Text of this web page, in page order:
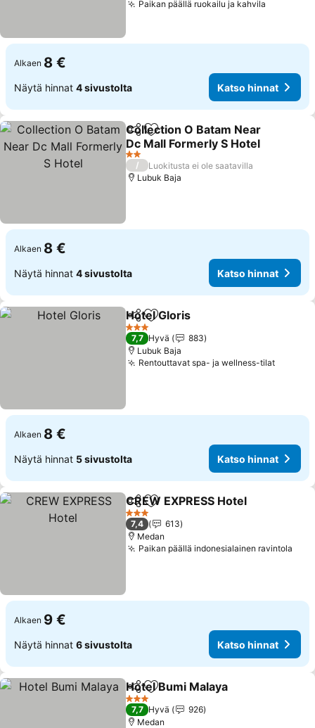
Paikan päällä ruokailu ja kahvila
Alkaen 8 €
Näytä hinnat 4 sivustolta Katso hinnat
Jaa Lisää suosikkeihin
Collection O Batam Near
Dc Mall Formerly S Hotel
2 Tähtiluokitus
/
Luokitusta ei ole saatavilla
Lubuk Baja
Alkaen 8 €
Näytä hinnat 4 sivustolta Katso hinnat
Jaa Lisää suosikkeihin
Hotel Gloris
3 Tähtiluokitus
7,7 Hyvä
883
Lubuk Baja
Rentouttavat spa- ja wellness-tilat
Alkaen 8 €
Näytä hinnat 5 sivustolta Katso hinnat
Jaa Lisää suosikkeihin
CREW EXPRESS Hotel
3 Tähtiluokitus
7,4
613
Medan
Paikan päällä indonesialainen ravintola
Alkaen 9 €
Näytä hinnat 6 sivustolta Katso hinnat
Jaa Lisää suosikkeihin
Hotel Bumi Malaya
3 Tähtiluokitus
7,7 Hyvä
926
Medan